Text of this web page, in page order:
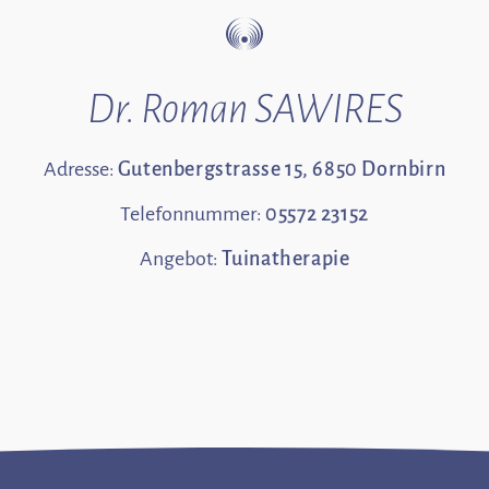
Dr. Roman SAWIRES
Adresse: Gutenbergstrasse 15, 6850 Dornbirn
Telefonnummer: 05572 23152
Angebot: Tuinatherapie